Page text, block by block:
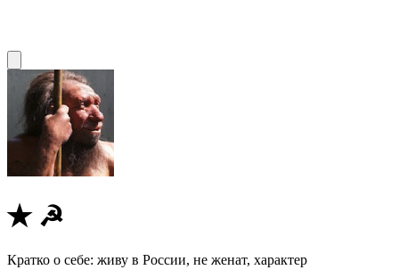
✭ ☭
Кратко о себе: живу в России, не женат, характер